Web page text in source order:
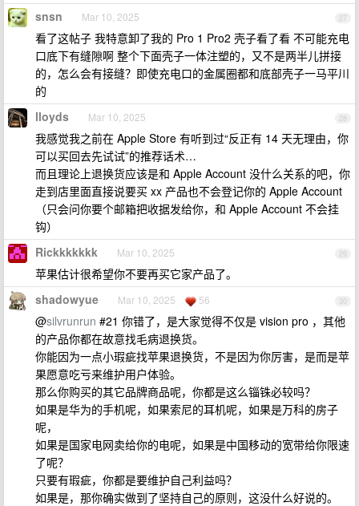
27
snsn Mar 10, 2025
看了这帖子 我特意卸了我的 Pro 1 Pro2 壳子看了看 不可能充电
口底下有缝隙啊 整个下面壳子一体注塑的，又不是两半儿拼接
的，怎么会有接缝？即使充电口的金属圈都和底部壳子一马平川
的
28
lloyds Mar 10, 2025
我感觉我之前在 Apple Store 有听到过“反正有 14 天无理由，你
可以买回去先试试”的推荐话术…
而且理论上退换货应该是和 Apple Account 没什么关系的吧，你
走到店里面直接说要买 xx 产品也不会登记你的 Apple Account
（只会问你要个邮箱把收据发给你，和 Apple Account 不会挂
钩）
29
Rickkkkkkk Mar 10, 2025
苹果估计很希望你不要再买它家产品了。
30
shadowyue Mar 10, 2025 56
@silvrunrun #21 你错了，是大家觉得不仅是 vision pro ，其他
的产品你都在故意找毛病退换货。
你能因为一点小瑕疵找苹果退换货，不是因为你厉害，是而是苹
果愿意吃亏来维护用户体验。
那么你购买的其它品牌商品呢，你都是这么锱铢必较吗？
如果是华为的手机呢，如果索尼的耳机呢，如果是万科的房子
呢，
如果是国家电网卖给你的电呢，如果是中国移动的宽带给你限速
了呢？
只要有瑕疵，你都是要维护自己利益吗？
如果是，那你确实做到了坚持自己的原则，这没什么好说的。